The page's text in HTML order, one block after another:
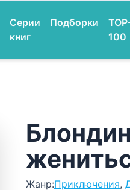
Серии
книг
Подборки
100
Жанр:Приключения,